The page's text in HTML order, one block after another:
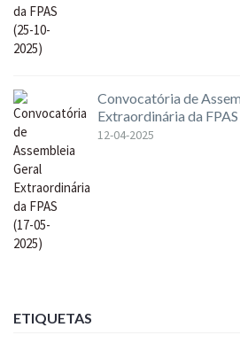
Convocatória de
Extraordinária da
12-04-2025
ETIQUETAS